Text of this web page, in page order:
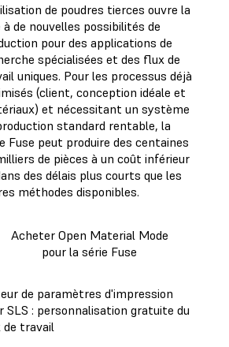
de poudres tierces ouvre la
à de nouvelles possibilités de
pour des applications de
spécialisées et des flux de
uniques. Pour les processus déjà
(client, conception idéale et
et nécessitant un système
standard rentable, la
Fuse peut produire des centaines
de pièces à un coût inférieur
des délais plus courts que les
méthodes disponibles.
Acheter Open Material Mode
pour la série Fuse
de paramètres d'impression
SLS : personnalisation gratuite du
de travail